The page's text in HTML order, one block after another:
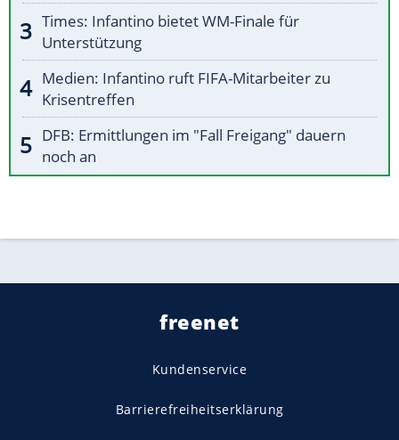
Times: Infantino bietet WM-Finale für
Unterstützung
Medien: Infantino ruft FIFA-Mitarbeiter zu
Krisentreffen
DFB: Ermittlungen im "Fall Freigang" dauern
noch an
freenet
Kundenservice
Barrierefreiheitserklärung